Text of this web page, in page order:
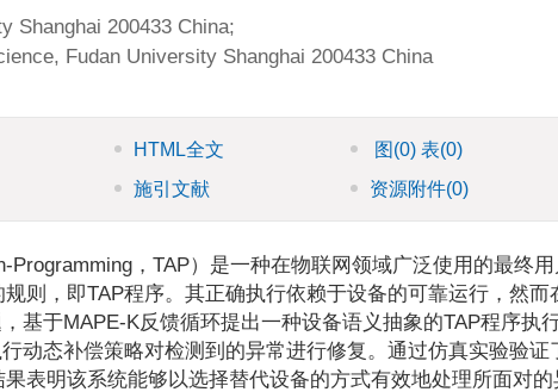
Shanghai 200433 China;
Fudan University Shanghai 200433 China
HTML全文 图 (0)表(0)
施引文献 资源附件(0)
Programming，TAP）是一种在物联网领域广泛使用的最终
则，即TAP程序。其正确执行依赖于设备的可靠运行，然
基于MAPE-K反馈循环提出一种设备语义抽象的TAP程序执
动态补偿策略对检测到的异常进行修复。通过仿真实验验
表明该系统能够以选择替代设备的方式有效地处理所面对